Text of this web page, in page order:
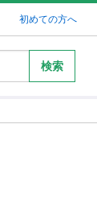
初めての方へ
検索